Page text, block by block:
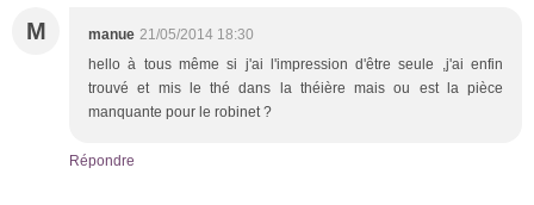
M manue 21/05/2014 18:30
hello à tous même si j'ai l'impression d'être seule ,j'ai enfin
trouvé et mis le thé dans la théière mais ou est la pièce
manquante pour le robinet ?
Répondre